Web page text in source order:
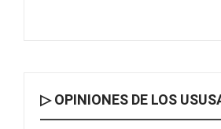
▷ OPINIONES DE LOS